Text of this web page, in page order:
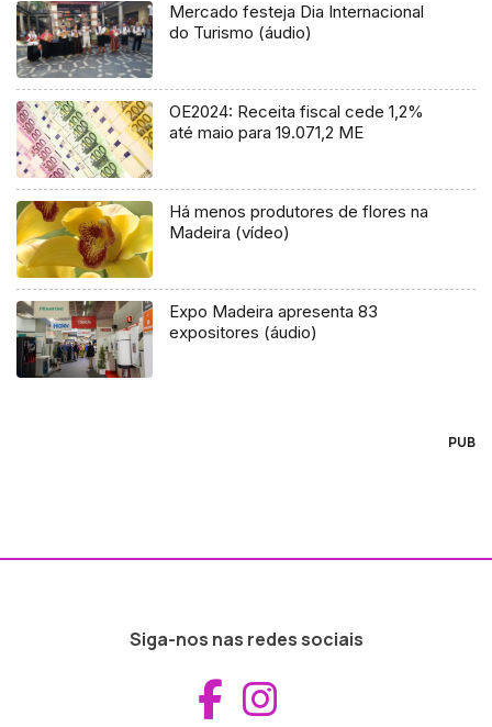
Mercado festeja Dia Internacional
do Turismo (áudio)
OE2024: Receita fiscal cede 1,2%
até maio para 19.071,2 ME
Há menos produtores de flores na
Madeira (vídeo)
Expo Madeira apresenta 83
expositores (áudio)
PUB
Siga-nos nas redes sociais
Aceder ao